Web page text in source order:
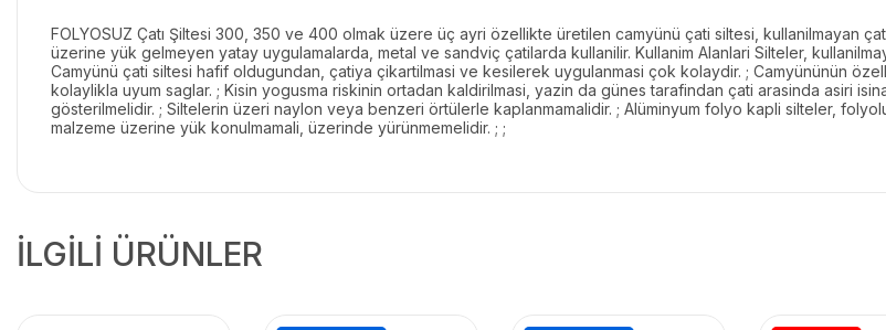
FOLYOSUZ Çatı Şiltesi 300, 350 ve 400 olmak üzere üç ayri özellikte üretilen camyünü çati siltesi, kullanilmayan
üzerine yük gelmeyen yatay uygulamalarda, metal ve sandviç çatilarda kullanilir. Kullanim Alanlari Silteler,
Camyünü çati siltesi hafif oldugundan, çatiya çikartilmasi ve kesilerek uygulanmasi çok kolaydir. ; Camyününün
kolaylikla uyum saglar. ; Kisin yogusma riskinin ortadan kaldirilmasi, yazin da günes tarafindan çati arasinda asiri
gösterilmelidir. ; Siltelerin üzeri naylon veya benzeri örtülerle kaplanmamalidir. ; Alüminyum folyo kapli silteler,
malzeme üzerine yük konulmamali, üzerinde yürünmemelidir. ; ;
İLGİLİ ÜRÜNLER